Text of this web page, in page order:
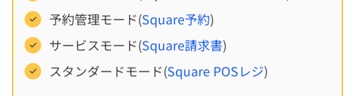
予約管理モード(Square予約)
サービスモード(Square請求書)
スタンダードモード(Square POSレジ)